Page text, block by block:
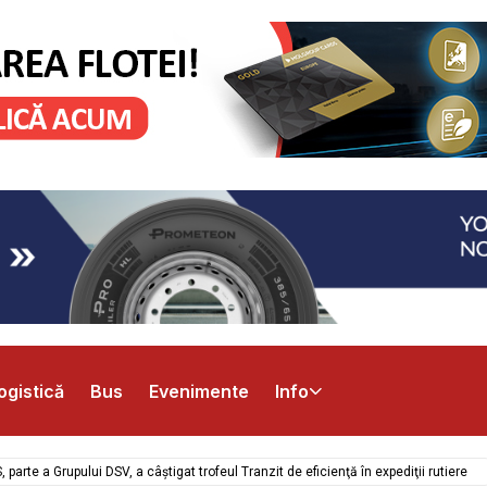
Bus Evenimente Info
parte a Grupului DSV, a câştigat trofeul Tranzit de eficienţă în expediţii rutiere